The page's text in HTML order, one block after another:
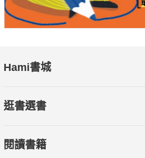
Hami書城
逛書選書
閱讀書籍